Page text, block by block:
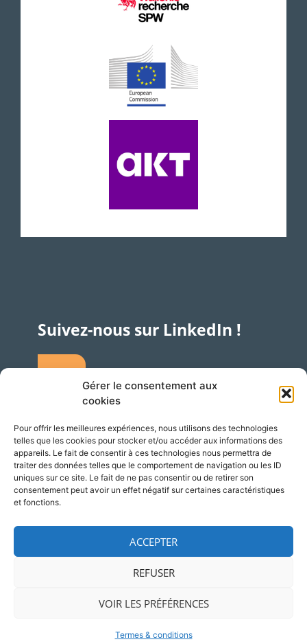
Gérer le consentement aux
cookies
Pour offrir les meilleures expériences, nous utilisons des technologies
telles que les cookies pour stocker et/ou accéder aux informations des
appareils. Le fait de consentir à ces technologies nous permettra de
traiter des données telles que le comportement de navigation ou les ID
uniques sur ce site. Le fait de ne pas consentir ou de retirer son
consentement peut avoir un effet négatif sur certaines caractéristiques
et fonctions.
ACCEPTER
REFUSER
VOIR LES PRÉFÉRENCES
Termes & conditions
Suivez-nous sur LinkedIn !
Adresse
Accès
Silversquare – Courbevoie 13
1348 Louvain-la-Neuve